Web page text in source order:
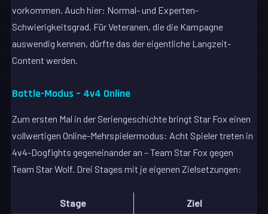
vorkommen. Auch hier: Normal- und Experten-
Schwierigkeitsgrad. Für Veteranen, die die Kampagne
auswendig kennen, dürfte das der eigentliche Langzeit-
Content werden.
Battle-Modus – 4v4 Online
Zum ersten Mal in der Seriengeschichte bringt Star Fox einen
vollwertigen Online-Mehrspielermodus: Acht Spieler treten in
4v4-Dogfights gegeneinander an – Team Star Fox gegen
Team Star Wolf. Drei Stages mit je eigenen Zielsetzungen:
Stage Ziel